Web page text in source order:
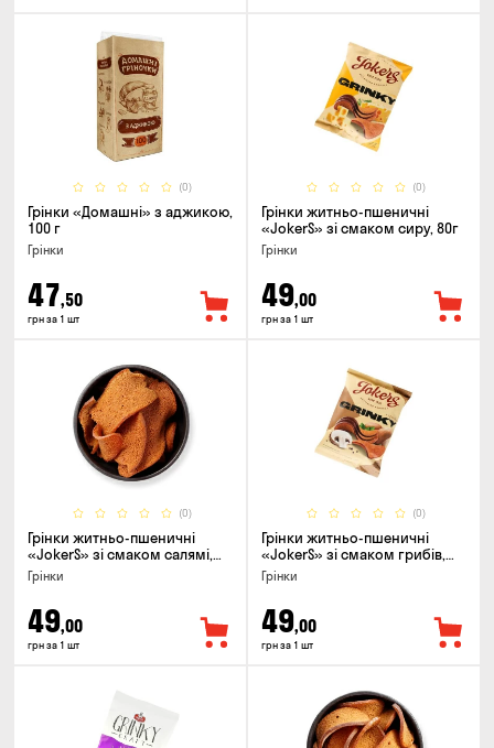
(0)
Грінки «Домашні» з аджикою,
100 г
Грінки
47,50
грн за 1 шт
(0)
Грінки житньо-пшеничні
«JokerS» зі смаком сиру, 80г
Грінки
49,00
грн за 1 шт
(0)
Грінки житньо-пшеничні
«JokerS» зі смаком салямі,
80г
Грінки
49,00
грн за 1 шт
(0)
Грінки житньо-пшеничні
«JokerS» зі смаком грибів,
80г
Грінки
49,00
грн за 1 шт